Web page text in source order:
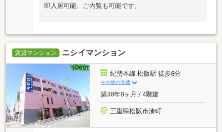
即入居可能、ご内覧も可能です。
賃貸マンション ニシイマンション
紀勢本線 松阪駅 徒歩8分
その他の交通
築38年8ヶ月 / 4階建
三重県松阪市湊町